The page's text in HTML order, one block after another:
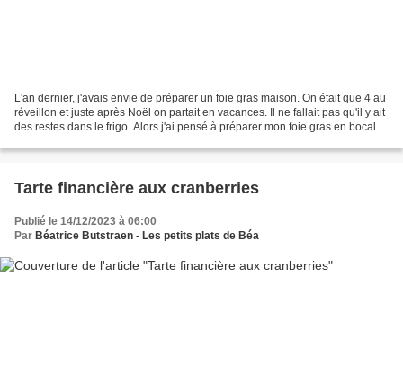
L'an dernier, j'avais envie de préparer un foie gras maison. On était que 4 au
réveillon et juste après Noël on partait en vacances. Il ne fallait pas qu'il y ait
des restes dans le frigo. Alors j'ai pensé à préparer mon foie gras en bocal
Tarte financière aux cranberries
Publié le 14/12/2023 à 06:00
Par Béatrice Butstraen - Les petits plats de Béa